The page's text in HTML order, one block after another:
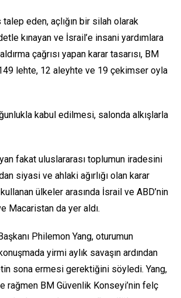
eden, açlığın bir silah olarak
kınayan ve İsrail’e insani yardımlara
çağrısı yapan karar tasarısı, BM
lehte, 12 aleyhte ve 19 çekimser oyla
kabul edilmesi, salonda alkışlarla
fakat uluslararası toplumun iradesini
siyasi ve ahlaki ağırlığı olan karar
ülkeler arasında İsrail ve ABD’nin
Macaristan da yer aldı.
Philemon Yang, oturumun
konuşmada yirmi aylık savaşın ardından
sona ermesi gerektiğini söyledi. Yang,
rağmen BM Güvenlik Konseyi’nin felç